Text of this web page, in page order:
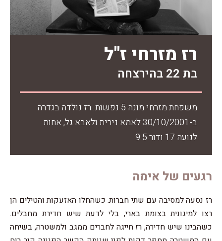
רז מזרחי ז"ל
בת 22 בהירצחה
משפחת מזרחי מונה 5 נפשות. רז נולדה בגדרה
ב-30/10/2001 לאמא נירית ולאבא גל, אחות
לנועה 17 ודור 9.5
רגעים של אימה
רז נסעה למסיבה עם שתי חברות. כשהחלו האזעקות והטילים הן
רצו למיגונית בצומת בארי, בלי לדעת שיש חדירת מחבלים.
כשהבינו שיש חדירה, רז חייגה לחברים ממגב ולמשטרה, בשיחה